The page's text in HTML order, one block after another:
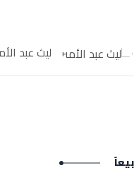
ليث عبد